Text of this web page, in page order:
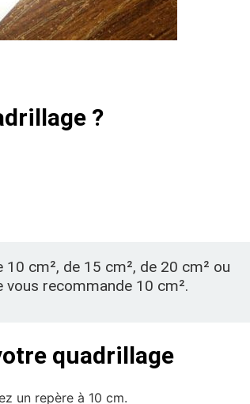
?
cm², de 15 cm², de 20 cm² ou
vous recommande 10 cm².
quadrillage